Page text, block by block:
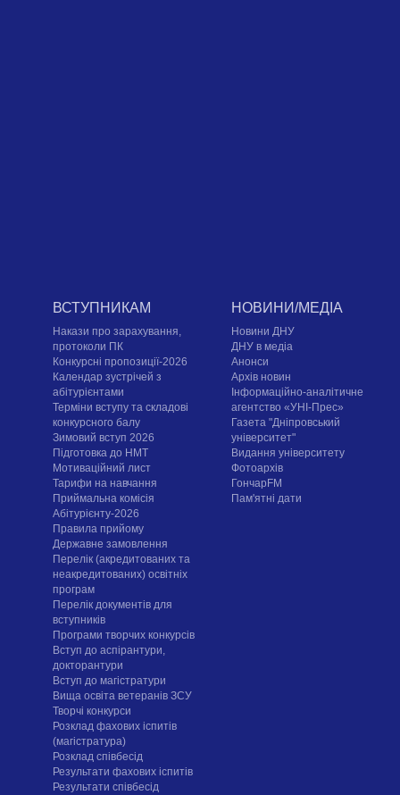
ВСТУПНИКАМ
Накази про зарахування,
протоколи ПК
Конкурсні пропозиції-2026
Календар зустрічей з
абітурієнтами
Терміни вступу та складові
конкурсного балу
Зимовий вступ 2026
Підготовка до НМТ
Мотиваційний лист
Тарифи на навчання
Приймальна комісія
Абітурієнту-2026
Правила прийому
Державне замовлення
Перелік (акредитованих та
неакредитованих) освітніх
програм
Перелік документів для
вступників
Програми творчих конкурсiв
Вступ до аспірантури,
докторантури
Вступ до магістратури
Вища освіта ветеранів ЗСУ
Творчі конкурси
Розклад фахових іспитів
(магістратура)
Розклад співбесід
Результати фахових іспитів
Результати співбесід
НОВИНИ/МЕДІА
Новини ДНУ
ДНУ в медіа
Анонси
Архів новин
Інформаційно-аналітичне
агентство «УНІ-Прес»
Газета "Дніпровський
університет"
Видання університету
Фотоархів
ГончарFM
Пам'ятні дати